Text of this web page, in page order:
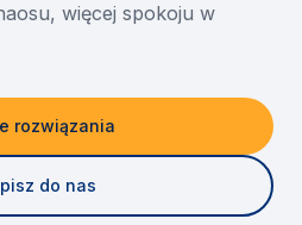
więcej spokoju w
rozwiązania
do nas